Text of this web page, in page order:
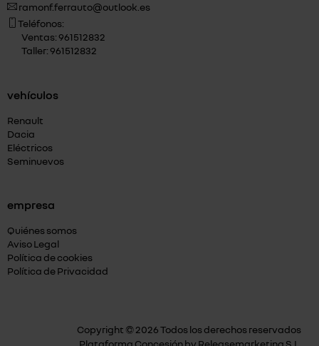
ramonf.ferrauto@outlook.es
Teléfonos:
Ventas: 961512832
Taller: 961512832
vehículos
Renault
Dacia
Eléctricos
Seminuevos
empresa
Quiénes somos
Aviso Legal
Política de cookies
Política de Privacidad
Copyright © 2026 Todos los derechos reservados
Plataforma Concesión by Releasemarketing S.L.